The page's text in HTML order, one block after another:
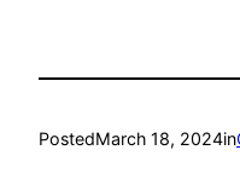
PostedMarch 18, 2024in